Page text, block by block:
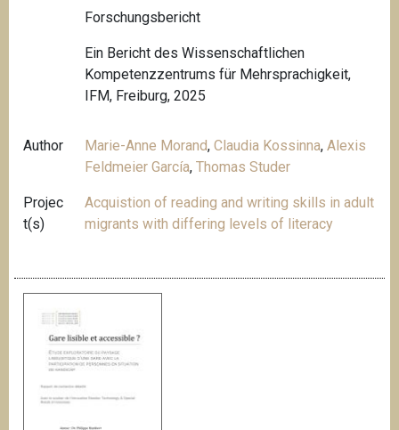
Forschungsbericht
Ein Bericht des Wissenschaftlichen
Kompetenzzentrums für Mehrsprachigkeit,
IFM, Freiburg, 2025
Author Marie-Anne Morand,Claudia Kossinna,Alexis
Feldmeier García,Thomas Studer
Projec
t(s)
Acquistion of reading and writing skills in adult
migrants with differing levels of literacy